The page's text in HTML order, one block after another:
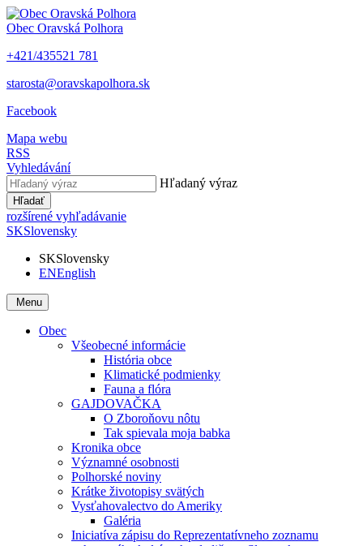
Obec Oravská Polhora
+421/435521 781
starosta@oravskapolhora.sk
Facebook
Mapa webu
RSS
Vyhledávání
Hľadaný výraz
Hľadať
rozšírené vyhľadávanie
SKSlovensky
SKSlovensky
ENEnglish
Menu
Obec
Všeobecné informácie
História obce
Klimatické podmienky
Fauna a flóra
GAJDOVAČKA
O Zboroňovu nôtu
Tak spievala moja babka
Kronika obce
Významné osobnosti
Polhorské noviny
Krátke životopisy svätých
Vysťahovalectvo do Ameriky
Galéria
Iniciatíva zápisu do Reprezentatívneho zoznamu